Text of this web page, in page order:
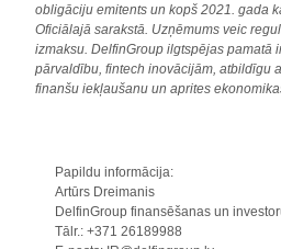
obligāciju emitents un kopš 2021. gada
Oficiālajā sarakstā. Uzņēmums veic
izmaksu. DelfinGroup ilgtspējas pamatā
pārvaldību, fintech inovācijām, atbildīgu
finanšu iekļaušanu un aprites
Papildu informācija:
Artūrs Dreimanis
DelfinGroup finansēšanas un
Tālr.: +371 26189988